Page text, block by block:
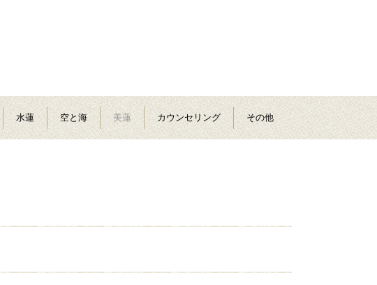
水蓮 空と海 美蓮 カウンセリング その他